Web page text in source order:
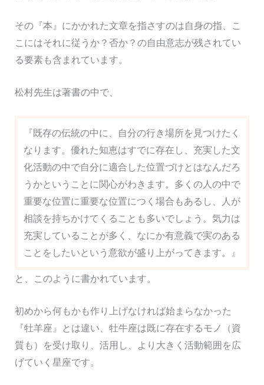
その『本』にかかれた文章を指さすのは自身の指、こ
こにはそれに従うか？否か？の自由意志が残されてい
る要素も含まれています。
松村先生は著書の中で、
『既存の伝統の中に、自分の行き場所を見つけたく
なります。優れた知恵はすでに存在し、充実した文
化活動の中で自分に適合した位置づけとはなんだろ
うかということに関心がわきます。多くの人の中で
重要な位置に重要な位置につく場合もあるし、人が
相談を持ちかけてくることも多いでしょう。気力は
充実していることが多く、なにか有意義で実のある
ことをしたいという意欲が盛り上がってきます。』
と、このように書かれています。
初めから何もかも作り上げなければ始まらなかった
『牡羊座』とは違い、牡牛座は既に存在するモノ（資
質も）を受け取り、活用し、より大きく活動範囲を広
げていく星座です。